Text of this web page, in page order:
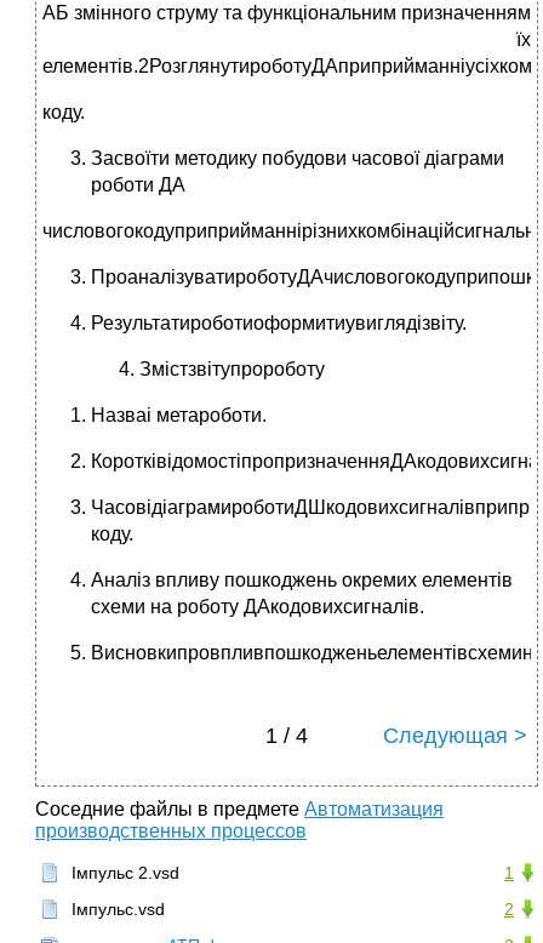
АБ змінного струму та функціональним призначенням
їх
коду.
Засвоїти методику побудови часової діаграми
роботи ДА
Результатироботиоформитиувиглядізвіту.
Змістзвітупророботу
Назваі метароботи.
коду.
Аналіз впливу пошкоджень окремих елементів
схеми на роботу ДАкодовихсигналів.
1 / 4 Следующая >
Соседние файлы в предмете Автоматизация
производственных процессов
1
Імпульс 2.vsd
2
Імпульс.vsd